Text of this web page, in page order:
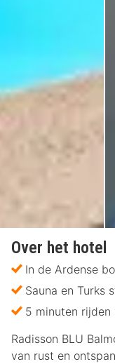
Over het hotel
In de Ardense
Sauna en Turks
5 minuten rijden
Radisson BLU
van rust en